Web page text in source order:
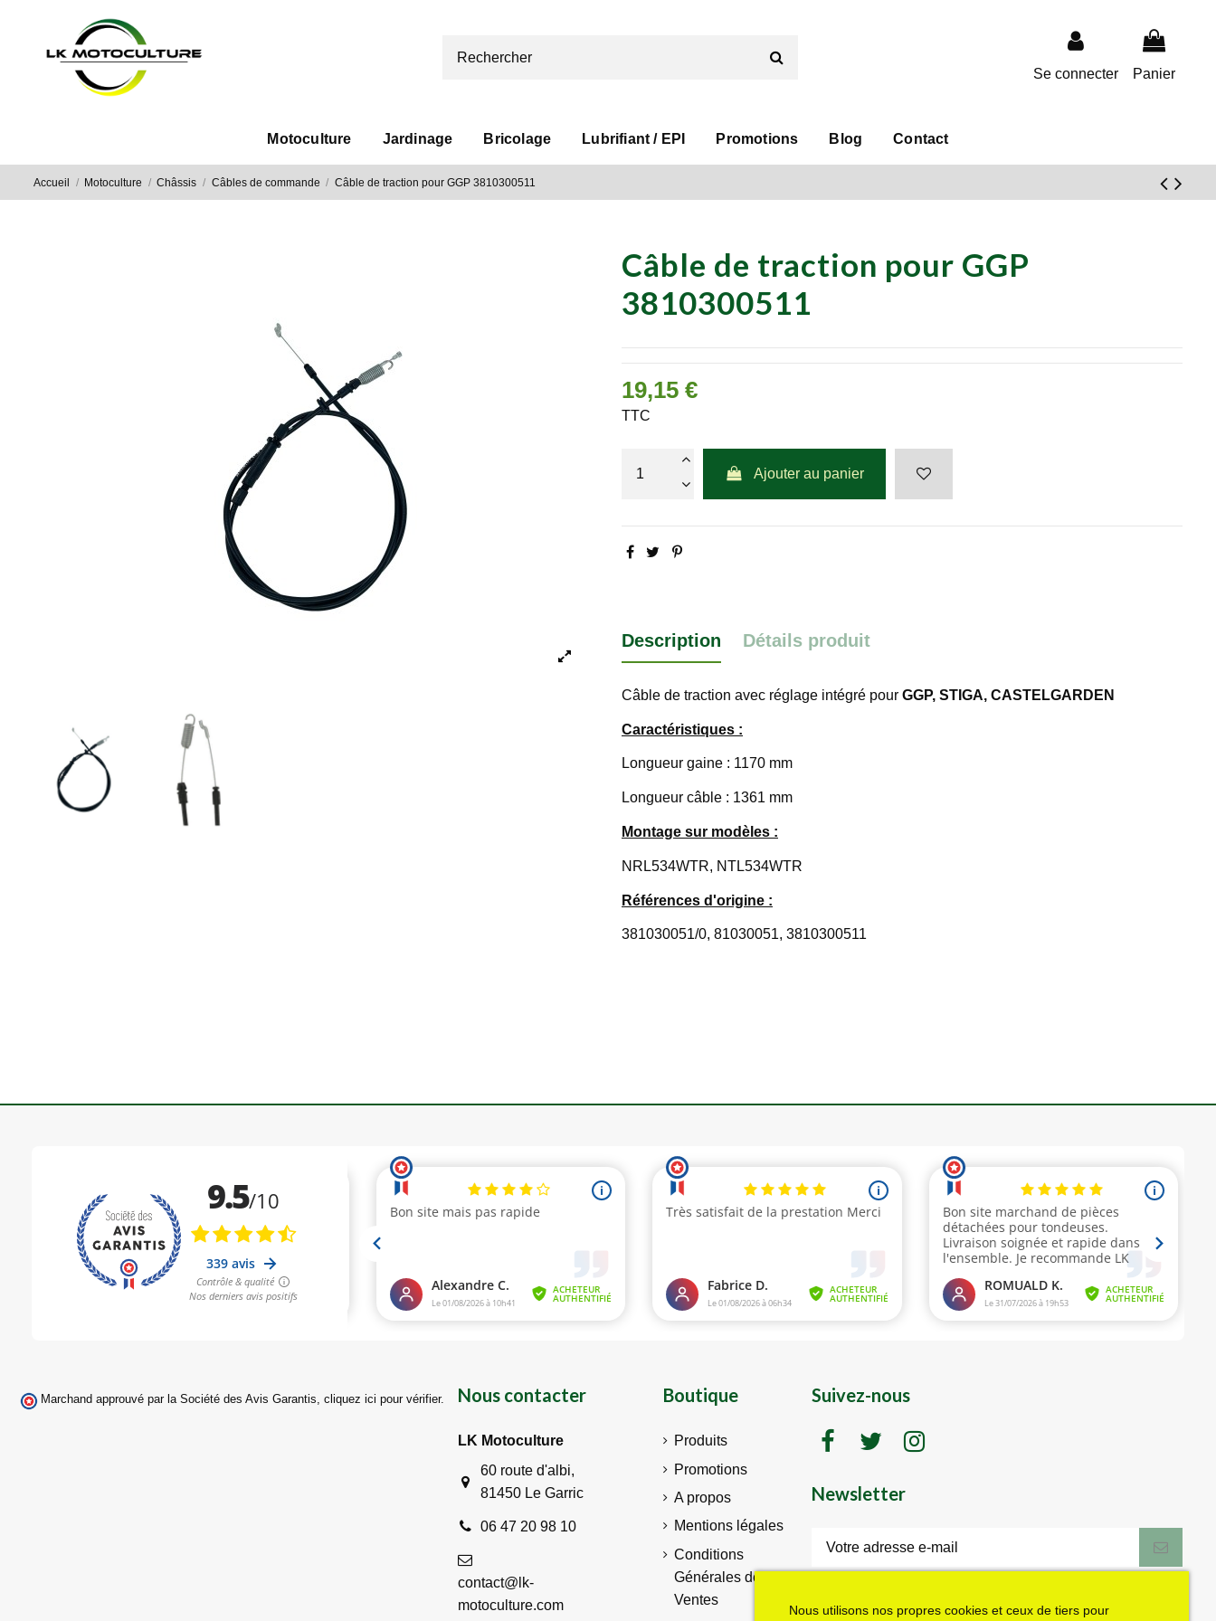
Nous utilisons nos propres cookies et ceux de tiers pour
Se connecter Panier
Motoculture Jardinage Bricolage Lubrifiant / EPI Promotions Blog Contact
Accueil Motoculture Châssis Câbles de commande Câble de traction pour GGP 3810300511
Câble de traction pour GGP
3810300511
19,15 €
TTC
Ajouter au panier
Description Détails produit
Câble de traction avec réglage intégré pour GGP, STIGA, CASTELGARDEN
Caractéristiques :
Longueur gaine : 1170 mm
Longueur câble : 1361 mm
Montage sur modèles :
NRL534WTR, NTL534WTR
Références d'origine :
381030051/0, 81030051, 3810300511
Marchand approuvé par la Société des Avis Garantis, cliquez ici pour vérifier. Nous contacter
LK Motoculture
60 route d'albi,
81450 Le Garric
06 47 20 98 10
contact@lk-
motoculture.com
Boutique
Produits
Promotions
A propos
Mentions légales
Conditions
Générales de
Ventes
Suivez-nous
Newsletter
dans le mail de confirmation envoyé à